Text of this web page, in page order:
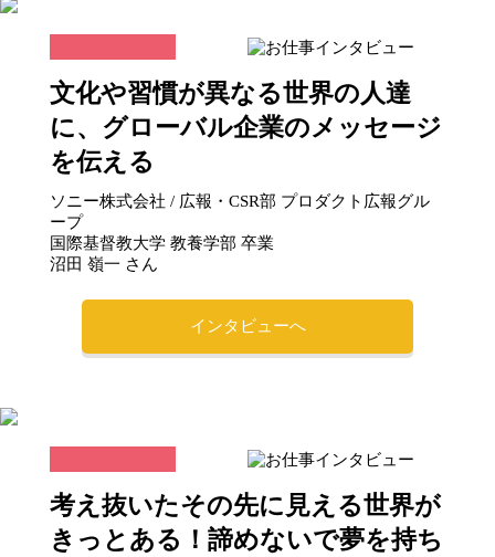
文化や習慣が異なる世界の人達
に、グローバル企業のメッセージ
を伝える
ソニー株式会社 / 広報・CSR部 プロダクト広報グル
ープ
国際基督教大学 教養学部 卒業
沼田 嶺一 さん
インタビューへ
考え抜いたその先に見える世界が
きっとある！諦めないで夢を持ち